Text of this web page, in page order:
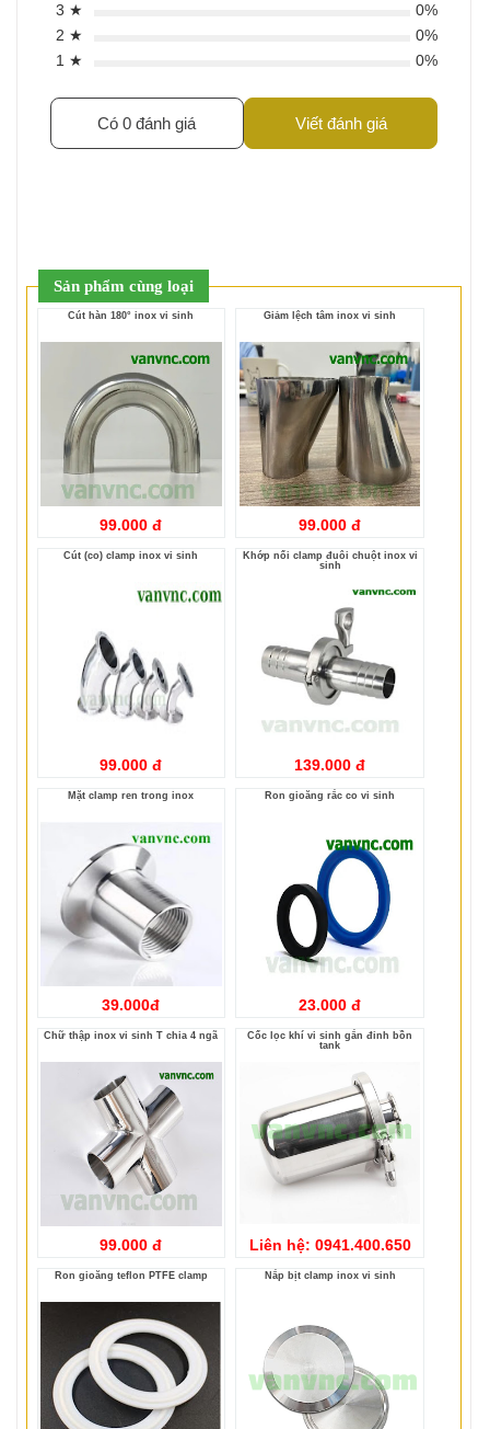
3 ★
0%
2 ★
0%
1 ★
0%
Có 0 đánh giá Viết đánh giá
Sản phẩm cùng loại
Cút hàn 180° inox vi sinh
99.000 đ
Giảm lệch tâm inox vi sinh
99.000 đ
Cút (co) clamp inox vi sinh
99.000 đ
Khớp nối clamp đuôi chuột inox vi
sinh
139.000 đ
Mặt clamp ren trong inox
39.000đ
Ron gioăng rắc co vi sinh
23.000 đ
Chữ thập inox vi sinh T chia 4 ngã
99.000 đ
Cốc lọc khí vi sinh gắn đỉnh bồn
tank
Liên hệ: 0941.400.650
Ron gioăng teflon PTFE clamp Nắp bịt clamp inox vi sinh